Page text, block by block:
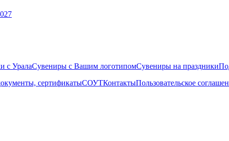
с УралаСувениры с Вашим логотипомСувениры на праздники
сертификатыСОУТКонтактыПользовательское